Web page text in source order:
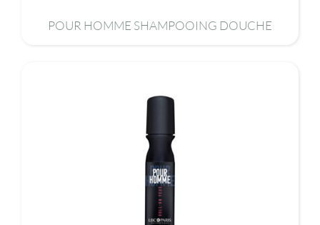
POUR HOMME SHAMPOOING DOUCHE